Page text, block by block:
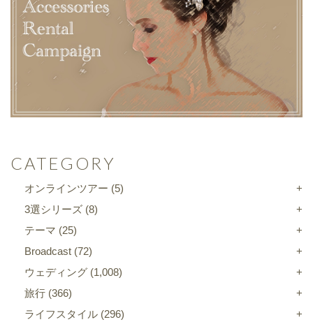
CATEGORY
オンラインツアー (5)
3選シリーズ (8)
テーマ (25)
Broadcast (72)
ウェディング (1,008)
旅行 (366)
ライフスタイル (296)